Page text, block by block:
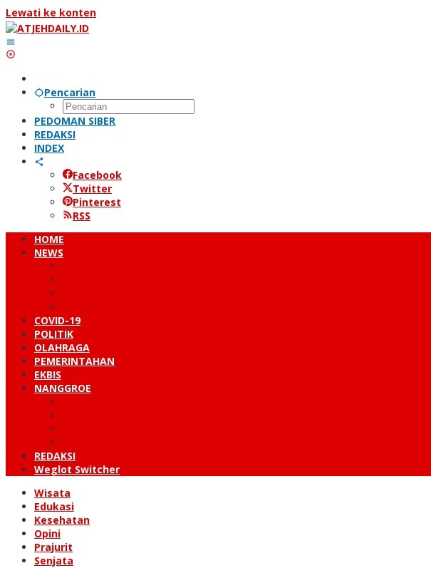
Lewati ke konten
Pencarian
PEDOMAN SIBER
REDAKSI
INDEX
Facebook
Twitter
Pinterest
RSS
HOME
NEWS
COVID-19
POLITIK
OLAHRAGA
PEMERINTAHAN
EKBIS
NANGGROE
REDAKSI
Weglot Switcher
Wisata
Edukasi
Kesehatan
Opini
Prajurit
Senjata